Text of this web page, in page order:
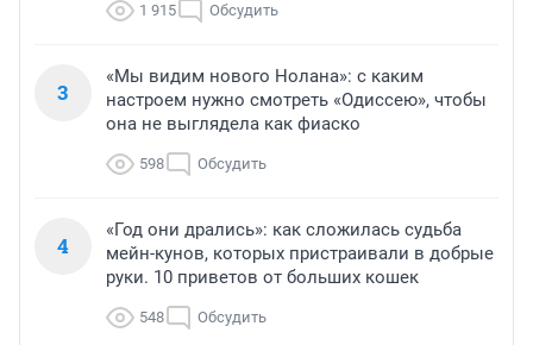
1 915 Обсудить
3
«Мы видим нового Нолана»: с каким
настроем нужно смотреть «Одиссею», чтобы
она не выглядела как фиаско
598 Обсудить
4
«Год они дрались»: как сложилась судьба
мейн-кунов, которых пристраивали в добрые
руки. 10 приветов от больших кошек
548 Обсудить